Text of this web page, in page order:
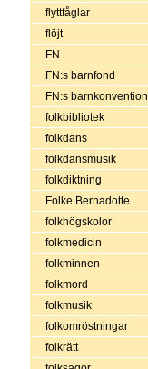
flyttfåglar
flöjt
FN
FN:s barnfond
FN:s barnkonvention
folkbibliotek
folkdans
folkdansmusik
folkdiktning
Folke Bernadotte
folkhögskolor
folkmedicin
folkminnen
folkmord
folkmusik
folkomröstningar
folkrätt